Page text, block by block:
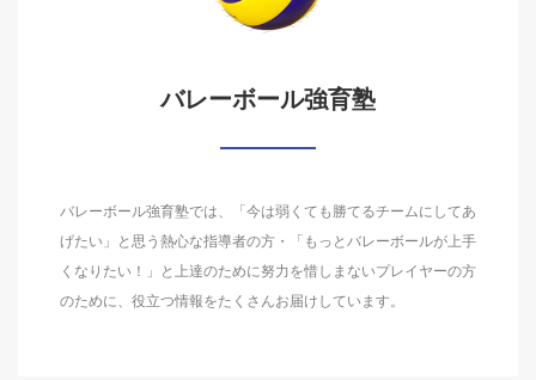
バレーボール強育塾
バレーボール強育塾では、「今は弱くても勝てるチームにしてあ
げたい」と思う熱心な指導者の方・「もっとバレーボールが上手
くなりたい！」と上達のために努力を惜しまないプレイヤーの方
のために、役立つ情報をたくさんお届けしています。